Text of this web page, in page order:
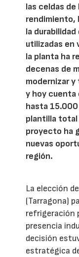
las celdas
rendimiento,
la
utilizadas en
la planta ha
decenas de
modernizar
y hoy cuenta
hasta 15.000
plantilla total
proyecto ha
nuevas
región.
La elección
(Tarragona)
refrigeración
presencia
decisión
estratégica